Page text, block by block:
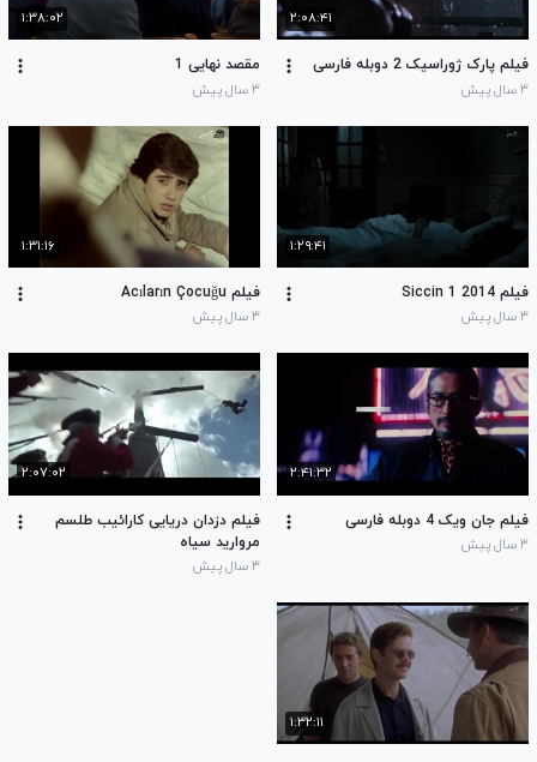
۲:۰۸:۴۱
فیلم پارک ژوراسیک 2 دوبله فارسی
۳ سال پیش
۱:۳۸:۰۲
مقصد نهایی 1
۳ سال پیش
۱:۲۹:۴۱
فیلم Siccin 1 2014
۳ سال پیش
۱:۳۱:۱۶
فیلم Acıların Çocuğu
۳ سال پیش
۲:۴۱:۳۲
فیلم جان ویک 4 دوبله فارسی
۳ سال پیش
۲:۰۷:۰۲
فیلم دزدان دریایی کارائیب طلسم
مروارید سیاه
۳ سال پیش
۱:۳۲:۱۱